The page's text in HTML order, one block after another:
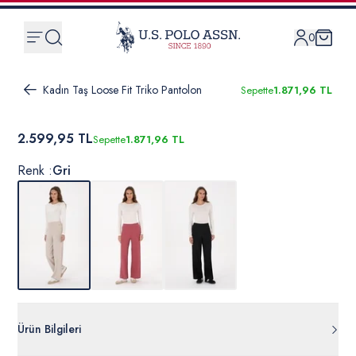
0
Kadın Taş Loose Fit Triko Pantolon Sepette1.871,96 TL
2.599,95 TLSepette1.871,96 TL
Renk :Gri
Ürün Bilgileri